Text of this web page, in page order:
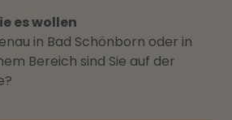
es wollen
in Bad Schönborn oder in
Bereich sind Sie auf der